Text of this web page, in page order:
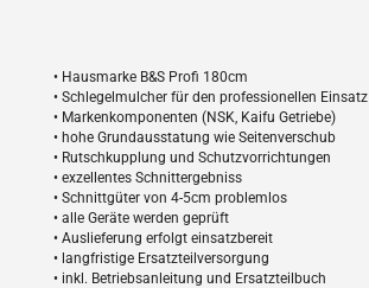
• Hausmarke B&S Profi 180cm
• Schlegelmulcher für den professionellen Einsatz
• Markenkomponenten (NSK, Kaifu Getriebe)
• hohe Grundausstatung wie Seitenverschub
• Rutschkupplung und Schutzvorrichtungen
• exzellentes Schnittergebniss
• Schnittgüter von 4-5cm problemlos
• alle Geräte werden geprüft
• Auslieferung erfolgt einsatzbereit
• langfristige Ersatzteilversorgung
• inkl. Betriebsanleitung und Ersatzteilbuch